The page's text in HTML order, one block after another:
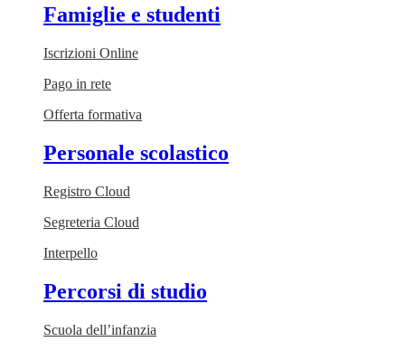
Famiglie e studenti
Iscrizioni Online
Pago in rete
Offerta formativa
Personale scolastico
Registro Cloud
Segreteria Cloud
Interpello
Percorsi di studio
Scuola dell’infanzia